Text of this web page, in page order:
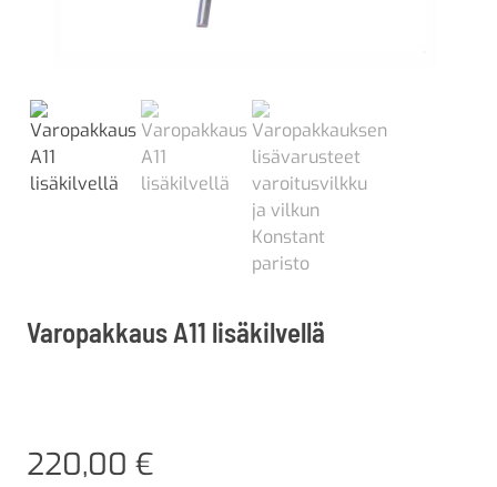
Varopakkaus A11 lisäkilvellä
220,00 €